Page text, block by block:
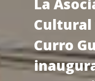
La
Cultural
Curro